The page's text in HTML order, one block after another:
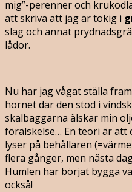
mig”-perenner och
att skriva att jag är tokig i
slag och annat
lådor.
Nu har jag vågat ställa
hörnet där den stod i
skalbaggarna älskar min
förälskelse… En teori är att
lyser på behållaren
flera gånger, men nästa
Humlen har börjat bygga
också!